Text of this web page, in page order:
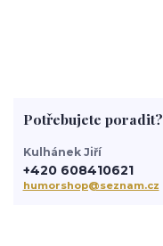
Potřebujete poradit?
Kulhánek Jiří
+420 608410621
humorshop@seznam.cz